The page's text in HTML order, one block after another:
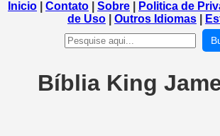
Inicio Contato Sobre Politica de
de Uso
Outros Idiomas
Bíblia King